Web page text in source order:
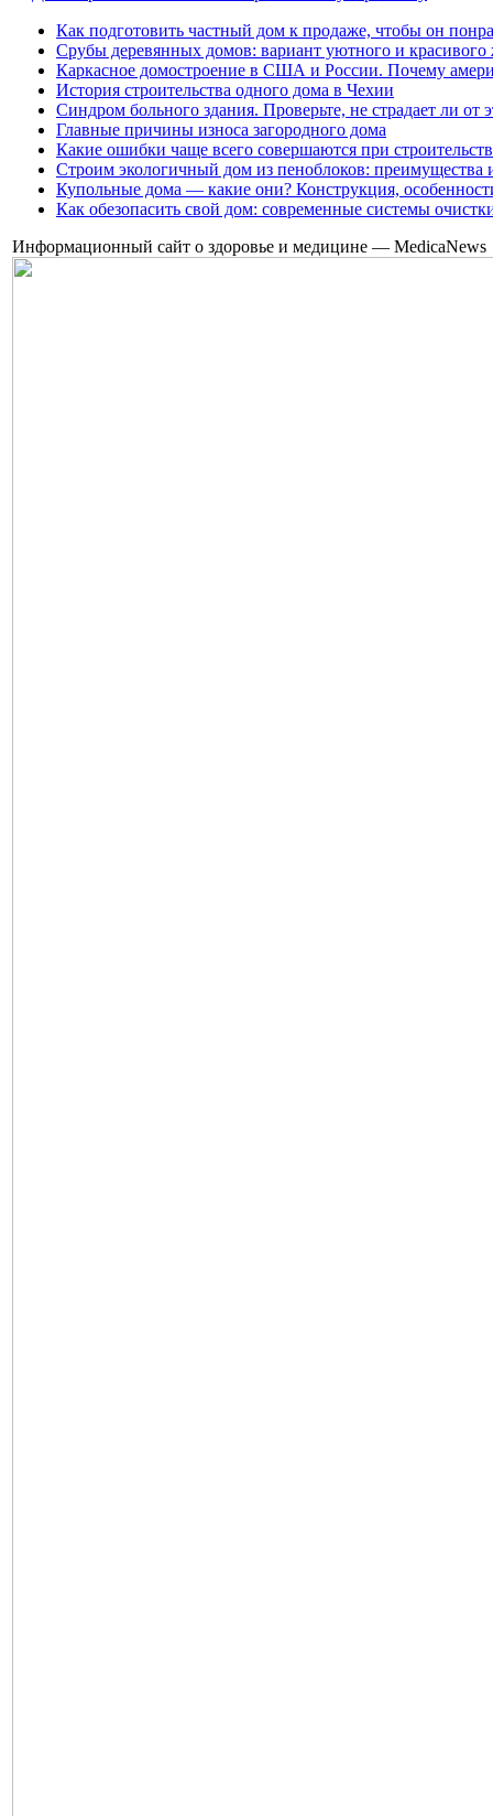
Как подготовить частный дом к продаже, чтобы он
Срубы деревянных домов: вариант уютного и
Каркасное домостроение в США и России. Почему
История строительства одного дома в Чехии
Синдром больного здания. Проверьте, не страдает ли от
Главные причины износа загородного дома
Какие ошибки чаще всего совершаются при
Строим экологичный дом из пеноблоков: преимущества
Купольные дома — какие они? Конструкция,
Как обезопасить свой дом: современные системы
Информационный сайт о здоровье и медицине — MedicaNews